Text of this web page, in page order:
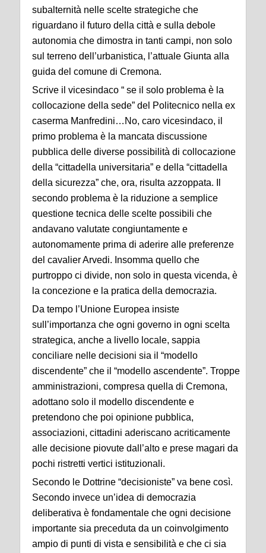
subalternità nelle scelte strategiche che
riguardano il futuro della città e sulla debole
autonomia che dimostra in tanti campi, non solo
sul terreno dell’urbanistica, l’attuale Giunta alla
guida del comune di Cremona.
Scrive il vicesindaco “ se il solo problema è la
collocazione della sede” del Politecnico nella ex
caserma Manfredini…No, caro vicesindaco, il
primo problema è la mancata discussione
pubblica delle diverse possibilità di collocazione
della “cittadella universitaria” e della “cittadella
della sicurezza” che, ora, risulta azzoppata. Il
secondo problema è la riduzione a semplice
questione tecnica delle scelte possibili che
andavano valutate congiuntamente e
autonomamente prima di aderire alle preferenze
del cavalier Arvedi. Insomma quello che
purtroppo ci divide, non solo in questa vicenda, è
la concezione e la pratica della democrazia.
Da tempo l’Unione Europea insiste
sull’importanza che ogni governo in ogni scelta
strategica, anche a livello locale, sappia
conciliare nelle decisioni sia il “modello
discendente” che il “modello ascendente”. Troppe
amministrazioni, compresa quella di Cremona,
adottano solo il modello discendente e
pretendono che poi opinione pubblica,
associazioni, cittadini aderiscano acriticamente
alle decisione piovute dall’alto e prese magari da
pochi ristretti vertici istituzionali.
Secondo le Dottrine “decisioniste” va bene così.
Secondo invece un’idea di democrazia
deliberativa è fondamentale che ogni decisione
importante sia preceduta da un coinvolgimento
ampio di punti di vista e sensibilità e che ci sia